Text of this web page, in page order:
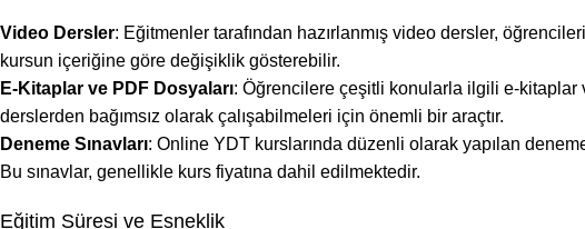
Video Dersler: Eğitmenler tarafından hazırlanmış video dersler,
kursun içeriğine göre değişiklik gösterebilir.
E-Kitaplar ve PDF Dosyaları: Öğrencilere çeşitli konularla ilgili e-kitaplar
derslerden bağımsız olarak çalışabilmeleri için önemli bir araçtır.
Deneme Sınavları: Online YDT kurslarında düzenli olarak yapılan
Bu sınavlar, genellikle kurs fiyatına dahil edilmektedir.
Eğitim Süresi ve Esneklik